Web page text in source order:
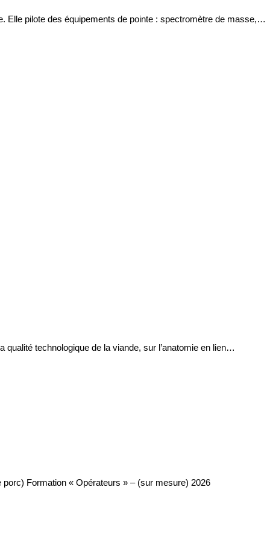
Elle pilote des équipements de pointe : spectromètre de masse,…
qualité technologique de la viande, sur l’anatomie en lien…
Formation « Opérateurs » – (sur mesure) 2026